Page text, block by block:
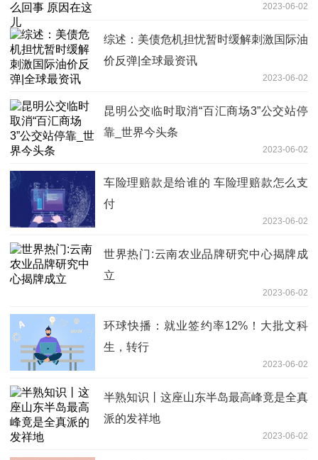
2023-06-02
综述：美债危机担忧暂时缓解刺激国际油
价反弹|全球最资讯
2023-06-02
昆明公交临时取消“百汇商场3”公交站停
靠_世界今头条
2023-06-02
车险理赔款是给谁的 车险理赔款怎么支
付
2023-06-02
世界热门:云南农业品牌研究中心揭牌成
立
2023-06-02
环球快播：就业签约率12%！大批文科
生，转行
2023-06-02
半熟知识丨这座山东半岛最高峰竟是全真
派的发祥地
2023-06-02